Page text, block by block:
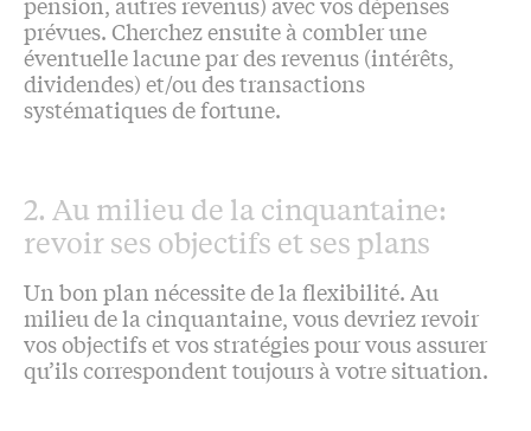
prévues. Cherchez ensuite à combler une
éventuelle lacune par des revenus (intérêts,
dividendes) et/ou des transactions
systématiques de fortune.
2. Au milieu de la cinquantaine:
revoir ses objectifs et ses plans
Un bon plan nécessite de la flexibilité. Au
milieu de la cinquantaine, vous devriez revoir
vos objectifs et vos stratégies pour vous assurer
qu’ils correspondent toujours à votre situation.